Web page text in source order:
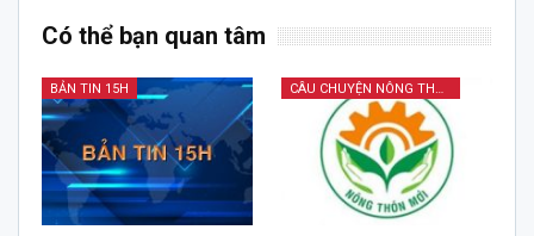
Có thể bạn quan tâm
BẢN TIN 15H CÂU CHUYỆN NÔNG THÔN MỚI